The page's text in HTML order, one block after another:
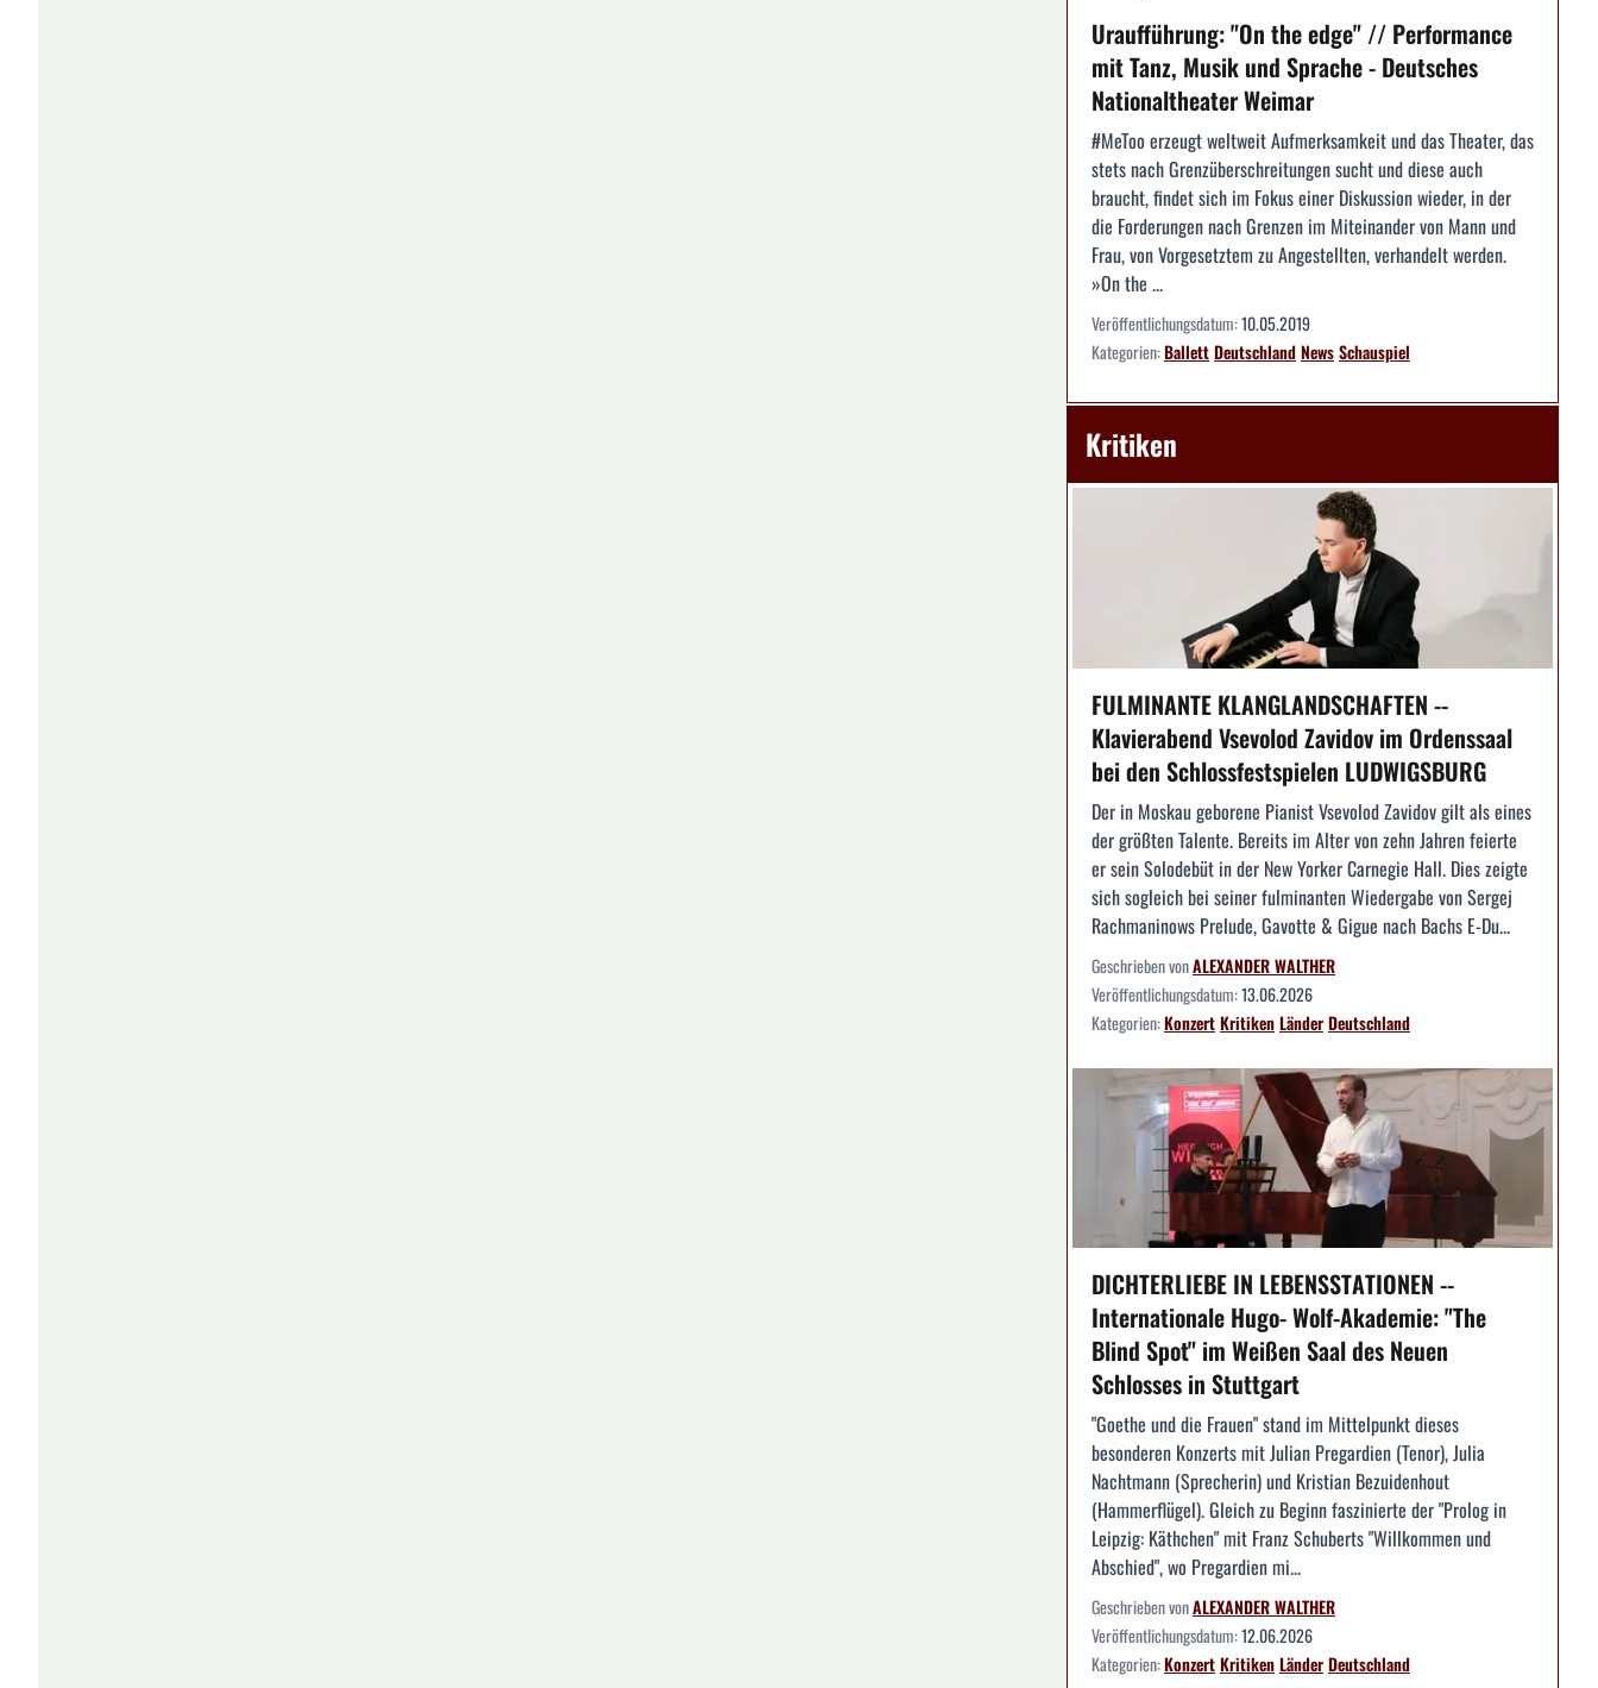
Uraufführung: "On the edge" // Performance
mit Tanz, Musik und Sprache - Deutsches
Nationaltheater Weimar
#MeToo erzeugt weltweit Aufmerksamkeit und das Theater, das
stets nach Grenzüberschreitungen sucht und diese auch
braucht, findet sich im Fokus einer Diskussion wieder, in der
die Forderungen nach Grenzen im Miteinander von Mann und
Frau, von Vorgesetztem zu Angestellten, verhandelt werden.
»On the ...
Veröffentlichungsdatum:10.05.2019
Kategorien:BallettDeutschlandNewsSchauspiel
Kritiken
FULMINANTE KLANGLANDSCHAFTEN --
Klavierabend Vsevolod Zavidov im Ordenssaal
bei den Schlossfestspielen LUDWIGSBURG
Der in Moskau geborene Pianist Vsevolod Zavidov gilt als eines
der größten Talente. Bereits im Alter von zehn Jahren feierte
er sein Solodebüt in der New Yorker Carnegie Hall. Dies zeigte
sich sogleich bei seiner fulminanten Wiedergabe von Sergej
Rachmaninows Prelude, Gavotte & Gigue nach Bachs E-Du...
Geschrieben vonALEXANDER WALTHER
Veröffentlichungsdatum:13.06.2026
Kategorien:KonzertKritikenLänderDeutschland
DICHTERLIEBE IN LEBENSSTATIONEN --
Internationale Hugo- Wolf-Akademie: "The
Blind Spot" im Weißen Saal des Neuen
Schlosses in Stuttgart
"Goethe und die Frauen" stand im Mittelpunkt dieses
besonderen Konzerts mit Julian Pregardien (Tenor), Julia
Nachtmann (Sprecherin) und Kristian Bezuidenhout
(Hammerflügel). Gleich zu Beginn faszinierte der "Prolog in
Leipzig: Käthchen" mit Franz Schuberts "Willkommen und
Abschied", wo Pregardien mi...
Geschrieben vonALEXANDER WALTHER
Veröffentlichungsdatum:12.06.2026
Kategorien:KonzertKritikenLänderDeutschland